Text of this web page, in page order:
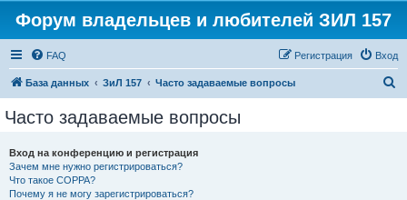
Форум владельцев и любителей ЗИЛ 157
FAQ Вход
Регистрация
База данных ЗиЛ 157 Часто задаваемые вопросы
Часто задаваемые вопросы
Вход на конференцию и регистрация
Зачем мне нужно регистрироваться?
Что такое COPPA?
Почему я не могу зарегистрироваться?